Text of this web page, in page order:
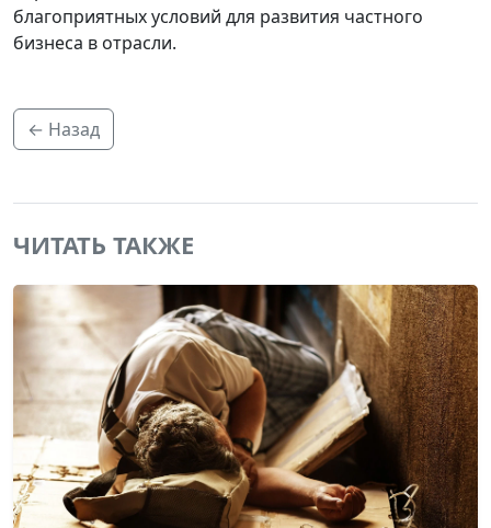
благоприятных условий для развития частного
бизнеса в отрасли.
← Назад
ЧИТАТЬ ТАКЖЕ